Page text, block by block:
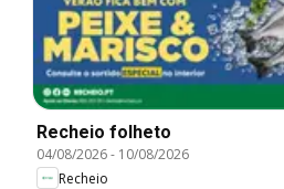
Recheio folheto
04/08/2026- 10/08/2026
Recheio